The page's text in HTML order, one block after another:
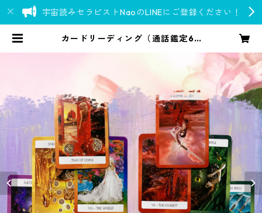
宇宙読みセラピストNaoのLINEにご登録ください！
カードリーディング（通話鑑定60